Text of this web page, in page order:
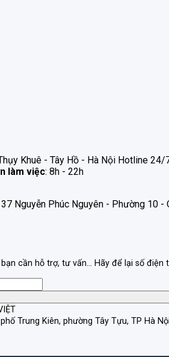
Khuê - Tây Hồ - Hà Nội Hotline 24/
làm việc: 8h - 22h
Nguyễn Phúc Nguyên - Phường 10 -
cần hỗ trợ, tư vấn... Hãy để lại số
Trung Kiên, phường Tây Tựu, TP Hà Nội